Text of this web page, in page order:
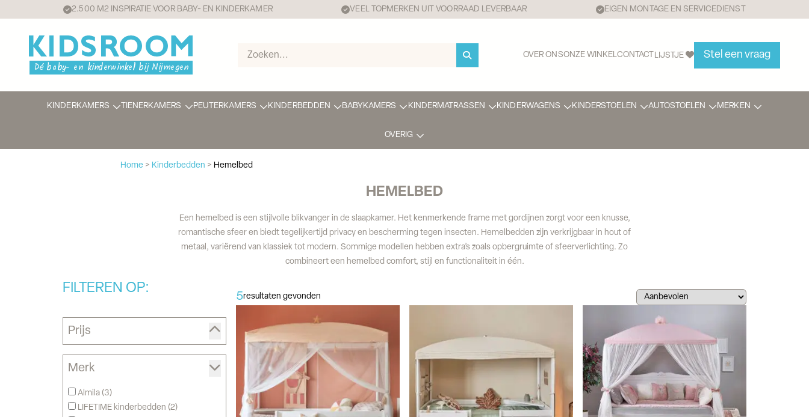
2.500 M2 INSPIRATIE VOOR BABY- EN KINDERKAMER VEEL TOPMERKEN UIT VOORRAAD LEVERBAAR EIGEN MONTAGE EN SERVICEDIENST
OVER ONSONZE WINKELCONTACT LIJSTJE Stel een vraag
KINDERKAMERS TIENERKAMERS PEUTERKAMERS KINDERBEDDEN BABYKAMERS KINDERMATRASSEN KINDERWAGENS KINDERSTOELEN AUTOSTOELEN MERKEN
OVERIG
Home > Kinderbedden > Hemelbed
HEMELBED
Een hemelbed is een stijlvolle blikvanger in de slaapkamer. Het kenmerkende frame met gordijnen zorgt voor een knusse,
romantische sfeer en biedt tegelijkertijd privacy en bescherming tegen insecten. Hemelbedden zijn verkrijgbaar in hout of
metaal, variërend van klassiek tot modern. Sommige modellen hebben extra’s zoals opbergruimte of sfeerverlichting. Zo
combineert een hemelbed comfort, stijl en functionaliteit in één.
FILTEREN OP:
Merk
Almila (3)
LIFETIME kinderbedden (2)
Prijs
5resultaten gevonden